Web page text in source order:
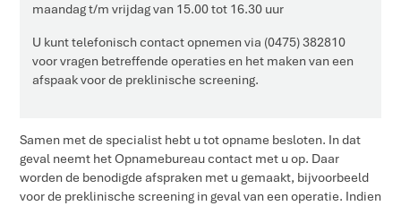
maandag t/m vrijdag van 15.00 tot 16.30 uur
U kunt telefonisch contact opnemen via (0475) 382810
voor vragen betreffende operaties en het maken van een
afspaak voor de preklinische screening.
Samen met de specialist hebt u tot opname besloten. In dat
geval neemt het Opnamebureau contact met u op. Daar
worden de benodigde afspraken met u gemaakt, bijvoorbeeld
voor de preklinische screening in geval van een operatie. Indien